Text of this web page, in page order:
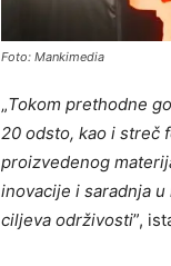
Foto: Mankimedia
„Tokom prethodne
20 odsto, kao i streč
proizvedenog
inovacije i saradnja
ciljeva održivosti”,